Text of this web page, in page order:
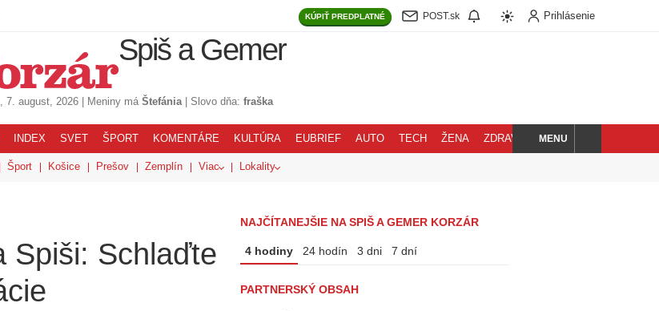
KÚPIŤ PREDPLATNÉ POST.sk Prihlásenie
Spiš a Gemer
, 7. august, 2026 Meniny má Štefánia| Slovo dňa: fraška
INDEX SVET ŠPORT KOMENTÁRE KULTÚRA EUBRIEF AUTO TECH ŽENA ZDRAVIE BLOG
HĽADAJMENU
Šport Košice Prešov Zemplín Viac Lokality
Spiši: Schlaďte
NAJČÍTANEJŠIE NA SPIŠ A GEMER KORZÁR
4 hodiny 24 hodín 3 dni 7 dní
PARTNERSKÝ OBSAH